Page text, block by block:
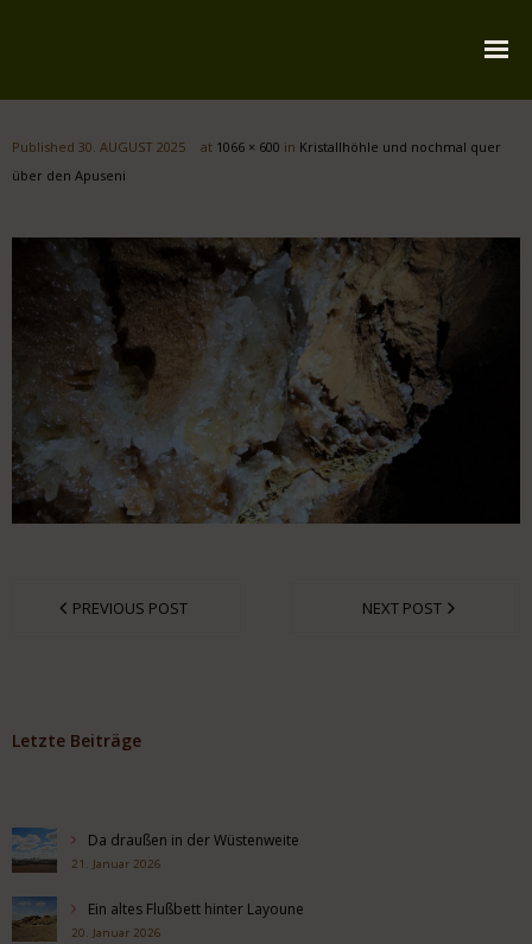
Über mich
Widmung
Kontakt
Impressum
Datenschutz
Published 30. AUGUST 2025 at 1066 × 600 in Kristallhöhle und nochmal quer
über den Apuseni
PREVIOUS POST NEXT POST
Letzte Beiträge
Da draußen in der Wüstenweite
21. Januar 2026
Ein altes Flußbett hinter Layoune
20. Januar 2026